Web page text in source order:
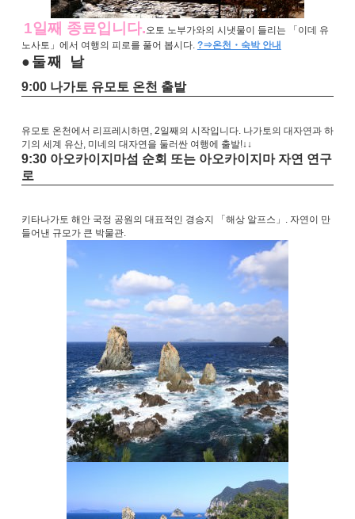
1일째 종료입니다.오토 노부가와의 시냇물이 들리는 「이데 유
노사토」에서 여행의 피로를 풀어 봅시다. ?⇒온천・숙박 안내
둘째 날
9:00 나가토 유모토 온천 출발
유모토 온천에서 리프레시하면, 2일째의 시작입니다. 나가토의 대자연과 하
기의 세계 유산, 미네의 대자연을 둘러싼 여행에 ​​출발!↓↓
9:30 아오카이지마섬 순회 또는 아오카이지마 자연 연구
로
키타나가토 해안 국정 공원의 대표적인 경승지 「해상 알프스」. 자연이 만
들어낸 규모가 큰 박물관.